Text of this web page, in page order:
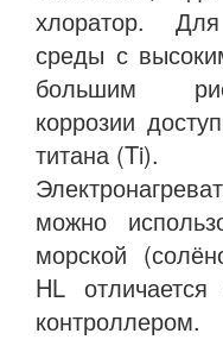
хлоратор.
среды с
большим
коррозии
титана (Ti).
можно
морской
HL